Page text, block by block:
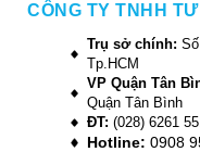
CÔNG TY TNHH
Trụ sở chính:
Tp.HCM
VP Quận Tân
Quận Tân Bình
ĐT: (028) 6261
Hotline: 0908